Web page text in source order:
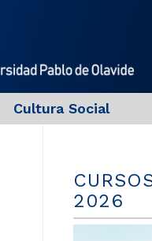
Cultura Social
2026